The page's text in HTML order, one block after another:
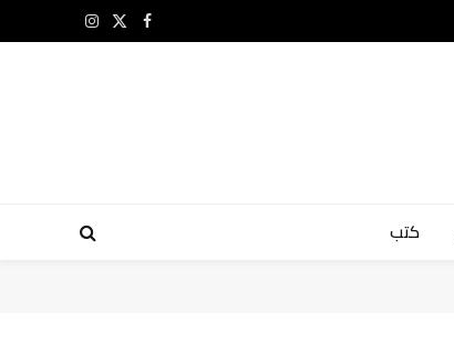
فيسبوك
X
الانستغرام
كتب